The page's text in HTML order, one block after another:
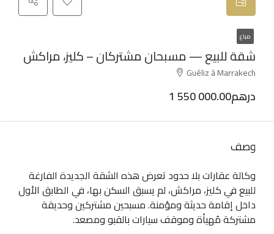
مباع
شقة للبيع — مسبحان مشتركان – كليز، مراكش
Guéliz à Marrakech
1 550 000.00درهم
وصف
وكالة عقارات بلا حدود تعرض هذه الشقة الجديدة الفارغة
للبيع في كليز، مراكش، لم يسبق السكن بها، في الطابق الأول
داخل إقامة حديثة ومؤمنة. مسبحين مشتركين وحديقة
مشتركة مُهيأة وموقف سيارات بالقبو ومصعد.